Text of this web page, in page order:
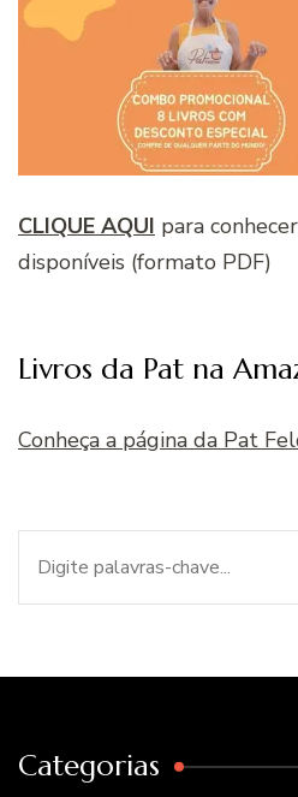
CLIQUE AQUI para
disponíveis (formato PDF)
Livros da Pat na
Conheça a página da Pat
Categorias